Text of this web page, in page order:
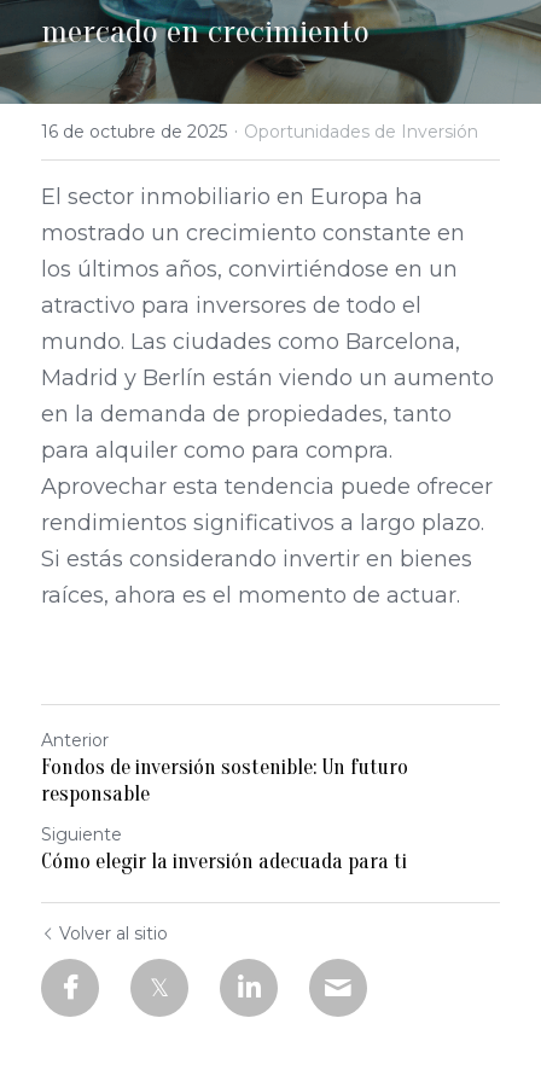
mercado en crecimiento
16 de octubre de 2025 · Oportunidades de Inversión
El sector inmobiliario en Europa ha
mostrado un crecimiento constante en
los últimos años, convirtiéndose en un
atractivo para inversores de todo el
mundo. Las ciudades como Barcelona,
Madrid y Berlín están viendo un aumento
en la demanda de propiedades, tanto
para alquiler como para compra.
Aprovechar esta tendencia puede ofrecer
rendimientos significativos a largo plazo.
Si estás considerando invertir en bienes
raíces, ahora es el momento de actuar.
Anterior
Fondos de inversión sostenible: Un futuro
responsable
Siguiente
Cómo elegir la inversión adecuada para ti
Volver al sitio